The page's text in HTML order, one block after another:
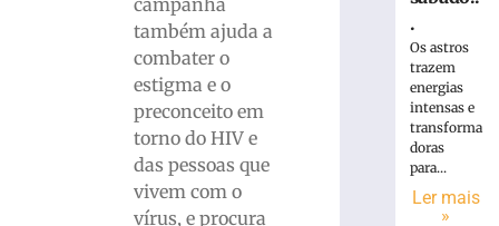
campanha
também ajuda a
combater o
estigma e o
preconceito em
torno do HIV e
das pessoas que
vivem com o
vírus, e procura
saúde
trabalhador
ferido
durante
montagem
.
Os astros
trazem
energias
intensas e
transforma
doras
para...
Ler mais
»